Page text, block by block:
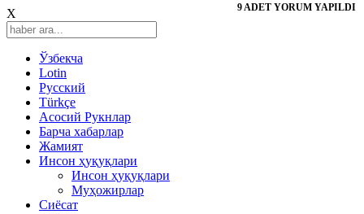
X
Ўзбекча
Lotin
Русский
Türkçe
Асосий Рукнлар
Барча хабарлар
Жамият
Инсон ҳуқуқлари
Инсон ҳуқуқлари
Муҳожирлар
Сиёсат
9 ADET YORUM YAPILDI